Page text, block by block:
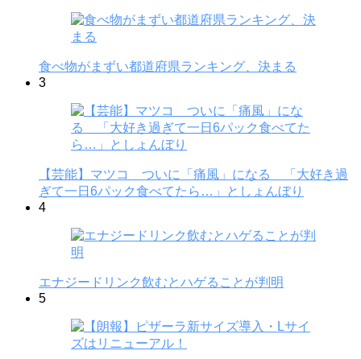
食べ物がまずい都道府県ランキング、決まる
3
【芸能】マツコ ついに「痛風」になる 「大好き過
ぎて一日6パック食べてたら…」としょんぼり
4
エナジードリンク飲むとハゲることが判明
5